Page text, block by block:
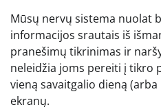
Mūsų nervų sistema nuolat
informacijos srautais iš
pranešimų tikrinimas ir
neleidžia joms pereiti į tikro
vieną savaitgalio dieną
ekranų.